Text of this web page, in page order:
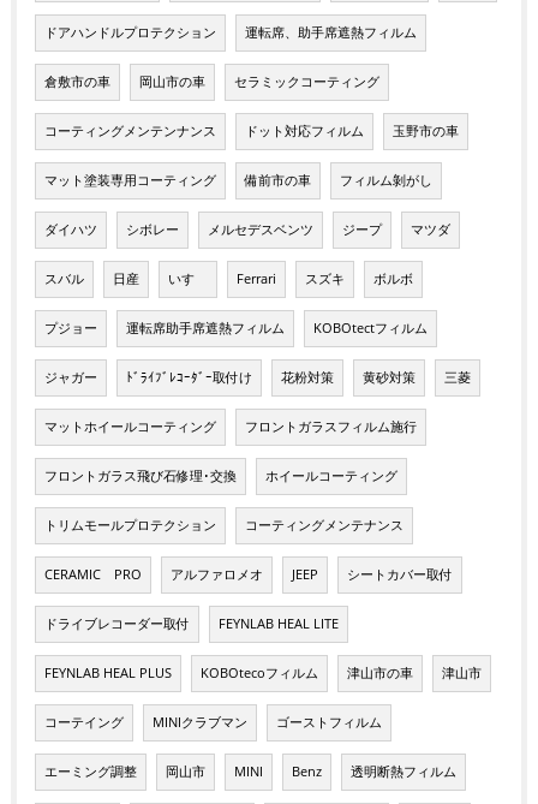
ドアハンドルプロテクション 運転席、助手席遮熱フィルム
倉敷市の車 岡山市の車 セラミックコーティング
コーティングメンテンナンス ドット対応フィルム 玉野市の車
マット塗装専用コーティング 備前市の車 フィルム剝がし
ダイハツ シボレー メルセデスベンツ ジープ マツダ
スバル 日産 いすゞ Ferrari スズキ ボルボ
プジョー 運転席助手席遮熱フィルム KOBOtectフィルム
ジャガー ﾄﾞﾗｲﾌﾞﾚｺｰﾀﾞｰ取付け 花粉対策 黄砂対策 三菱
マットホイールコーティング フロントガラスフィルム施行
フロントガラス飛び石修理･交換 ホイールコーティング
トリムモールプロテクション コーティングメンテナンス
CERAMIC PRO アルファロメオ JEEP シートカバー取付
ドライブレコーダー取付 FEYNLAB HEAL LITE
FEYNLAB HEAL PLUS KOBOtecoフィルム 津山市の車 津山市
コーテイング MINIクラブマン ゴーストフィルム
エーミング調整 岡山市 MINI Benz 透明断熱フィルム